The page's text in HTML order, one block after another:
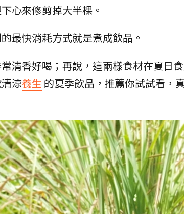
心來修剪掉大半棵。
最快消耗方式就是煮成飲品。
清香好喝；再說，這兩樣食材在夏日
涼養生 的夏季飲品，推薦你試試看，